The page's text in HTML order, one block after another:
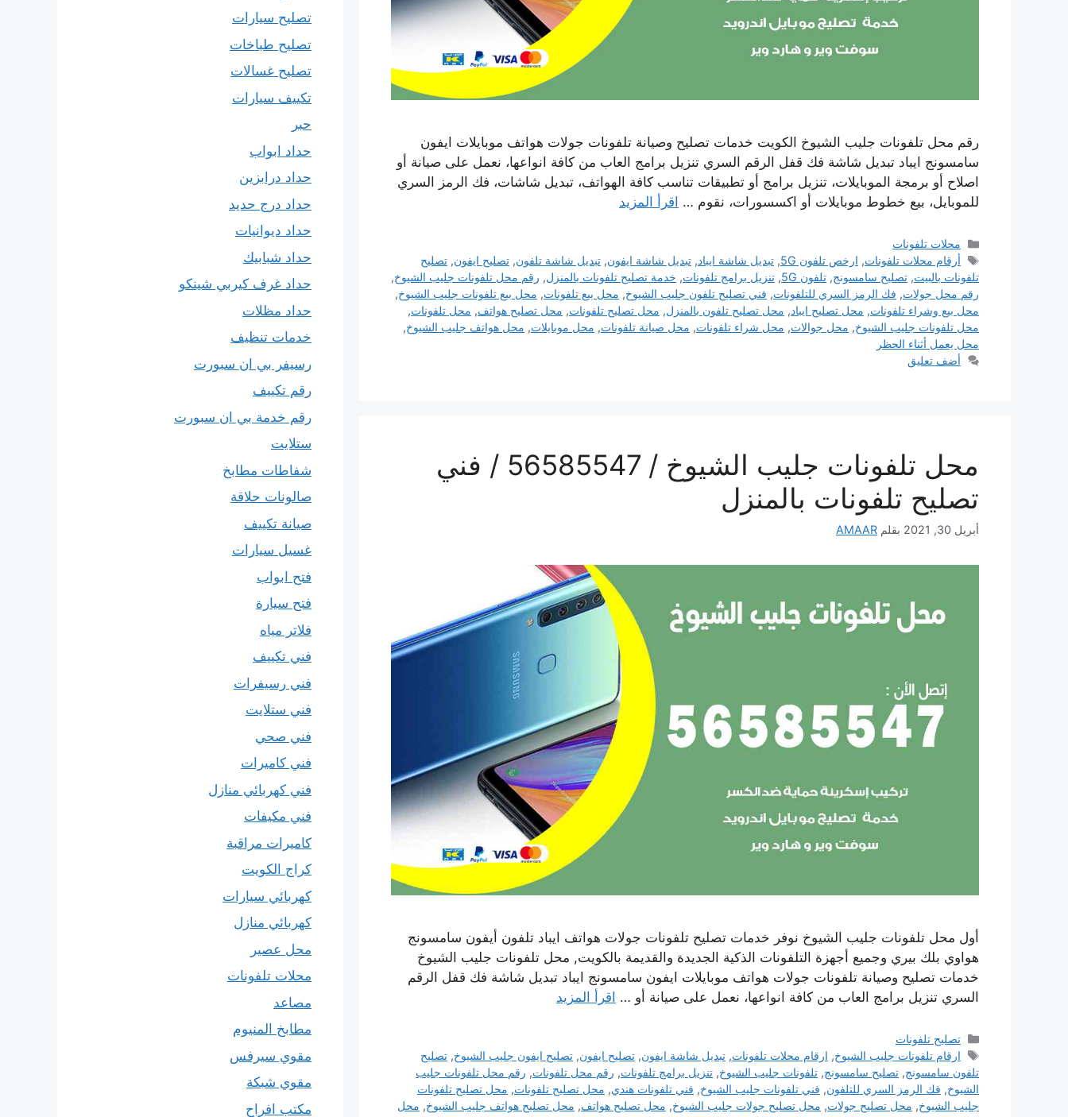
رقم محل تلفونات جليب الشيوخ الكويت خدمات تصليح وصيانة تلفونات جولات هواتف موبايلات ايفون
سامسونج ايباد تبديل شاشة فك قفل الرقم السري تنزيل برامج العاب من كافة انواعها، نعمل على صيانة أو
اصلاح أو برمجة الموبايلات، تنزيل برامج أو تطبيقات تناسب كافة الهواتف، تبديل شاشات، فك الرمز السري
للموبايل، بيع خطوط موبايلات أو اكسسورات، نقوم … اقرأ المزيد
التصنيفات
محلات تلفونات
الوسوم
أرقام محلات تلفونات, ارخص تلفون 5G ,تبديل شاشة ايباد,تبديل شاشة ايفون,تبديل شاشة تلفون,تصليح ايفون,تصليح
تلفونات بالبيت, تصليح سامسونج, تلفون 5G , تنزيل برامج تلفونات, خدمة تصليح تلفونات بالمنزل, رقم محل تلفونات جليب الشيوخ,
رقم محل جولات, فك الرمز السري للتلفونات, فني تصليح تلفون جليب الشيوخ, محل بيع تلفونات, محل بيع تلفونات جليب الشيوخ,
محل بيع وشراء تلفونات, محل تصليح ايباد, محل تصليح تلفون بالمنزل, محل تصليح تلفونات, محل تصليح هواتف, محل تلفونات,
محل تلفونات جليب الشيوخ, محل جوالات, محل شراء تلفونات, محل صيانة تلفونات, محل موبايلات, محل هواتف جليب الشيوخ,
محل يعمل أثناء الحظر
أضف تعليق
محل تلفونات جليب الشيوخ / 56585547 / فني
تصليح تلفونات بالمنزل
أبريل 30, 2021 بقلم AMAAR
أول محل تلفونات جليب الشيوخ نوفر خدمات تصليح تلفونات جولات هواتف ايباد تلفون أيفون سامسونج
هواوي بلك بيري وجميع أجهزة التلفونات الذكية الجديدة والقديمة بالكويت, محل تلفونات جليب الشيوخ
خدمات تصليح وصيانة تلفونات جولات هواتف موبايلات ايفون سامسونج ايباد تبديل شاشة فك قفل الرقم
السري تنزيل برامج العاب من كافة انواعها، نعمل على صيانة أو … اقرأ المزيد
التصنيفات
تصليح تلفونات
الوسوم
ارقام تلفونات جليب الشيوخ, ارقام محلات تلفونات,تبديل شاشة ايفون,تصليح ايفون,تصليح ايفون جليب الشيوخ,تصليح
تلفون سامسونج, تصليح سامسونج, تلفونات جليب الشيوخ, تنزيل برامج تلفونات, رقم محل تلفونات, رقم محل تلفونات جليب
الشيوخ, فك الرمز السري للتلفون, فني تلفونات جليب الشيوخ, فني تلفونات هندي, محل تصليح تلفونات, محل تصليح تلفونات
جليب الشيوخ, محل تصليح جولات, محل تصليح جولات جليب الشيوخ, محل تصليح هواتف, محل تصليح هواتف جليب الشيوخ, محل
تصليح سيارات
تصليح طباخات
تصليح غسالات
تكييف سيارات
حبر
حداد ابواب
حداد درابزين
حداد درج حديد
حداد ديوانيات
حداد شبابيك
حداد غرف كيربي شينكو
حداد مظلات
خدمات تنظيف
رسيفر بي ان سبورت
رقم تكييف
رقم خدمة بي ان سبورت
ستلايت
شفاطات مطابخ
صالونات حلاقة
صيانة تكييف
غسيل سيارات
فتح ابواب
فتح سيارة
فلاتر مياه
فني تكييف
فني رسيفرات
فني ستلايت
فني صحي
فني كاميرات
فني كهربائي منازل
فني مكيفات
كاميرات مراقبة
كراج الكويت
كهربائي سيارات
كهربائي منازل
محل عصير
محلات تلفونات
مصاعد
مطابخ المنيوم
مقوي سيرفس
مقوي شبكة
مكتب افراح